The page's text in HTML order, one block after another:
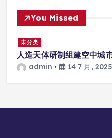
You Missed
未分类
人造天体研制组建空中城
admin 14 7 月, 2025